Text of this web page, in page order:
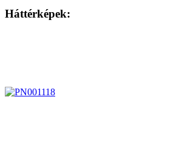
Háttérképek: